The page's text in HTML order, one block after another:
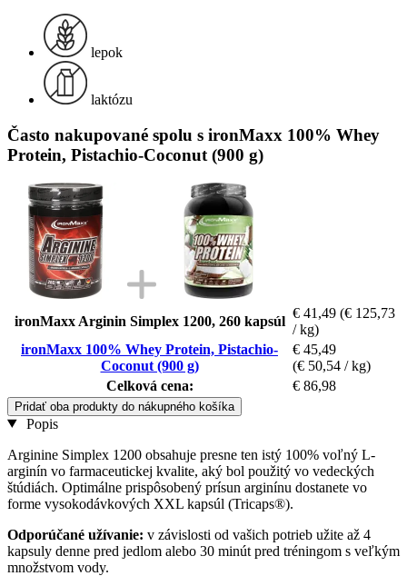
lepok
laktózu
Často nakupované spolu s ironMaxx 100% Whey
Protein, Pistachio-Coconut (900 g)
ironMaxx Arginin Simplex 1200, 260 kapsúl
€ 41,49 (€ 125,73
/ kg)
ironMaxx 100% Whey Protein, Pistachio-
Coconut (900 g)
€ 45,49
(€ 50,54 / kg)
Celková cena:
€ 86,98
Pridať oba produkty do nákupného košíka
Popis
Arginine Simplex 1200 obsahuje presne ten istý 100% voľný L-
arginín vo farmaceutickej kvalite, aký bol použitý vo vedeckých
štúdiách. Optimálne prispôsobený prísun arginínu dostanete vo
forme vysokodávkových XXL kapsúl (Tricaps®).
Odporúčané užívanie: v závislosti od vašich potrieb užite až 4
kapsuly denne pred jedlom alebo 30 minút pred tréningom s veľkým
množstvom vody.